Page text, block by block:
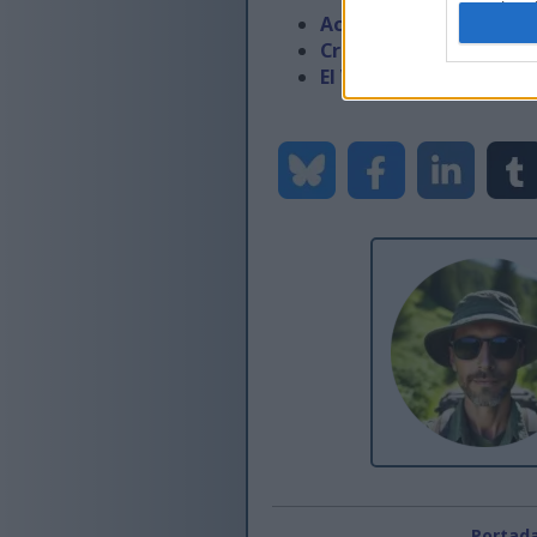
Actualitzeu el valor de
Creació d'un camp de
El Visual Studio es